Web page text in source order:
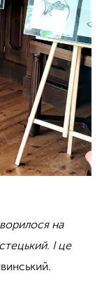
на
І це